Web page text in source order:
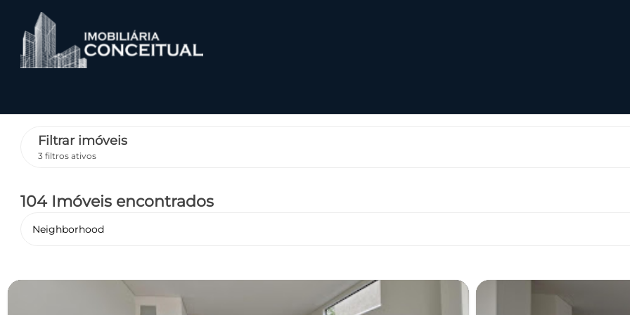
Filtrar imóveis
3 filtros ativos
104 Imóveis encontrados
Neighborhood